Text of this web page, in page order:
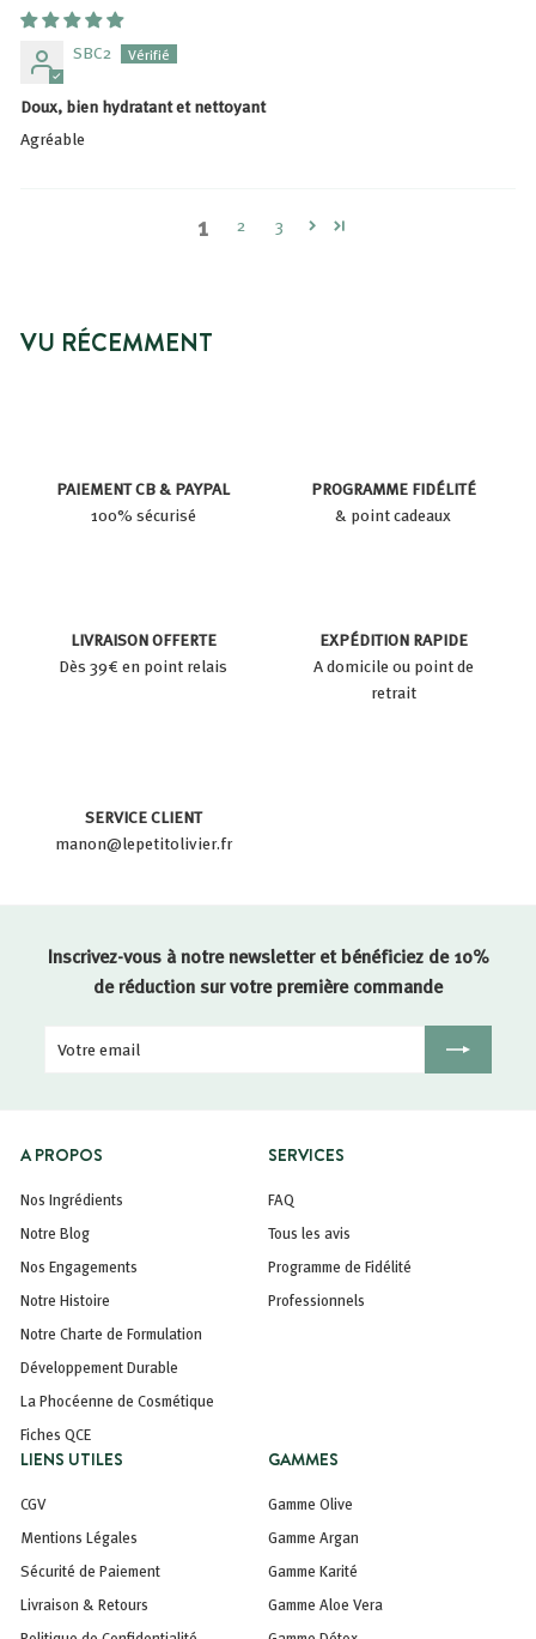
SBC2
Doux, bien hydratant et nettoyant
Agréable
1 2 3
VU RÉCEMMENT
PAIEMENT CB & PAYPAL
100% sécurisé
PROGRAMME FIDÉLITÉ
& point cadeaux
LIVRAISON OFFERTE
Dès 39€ en point relais
EXPÉDITION RAPIDE
A domicile ou point de
retrait
SERVICE CLIENT
manon@lepetitolivier.fr
Inscrivez-vous à notre newsletter et bénéficiez de 10%
de réduction sur votre première commande
Votre
Inscription
A PROPOS
Nos Ingrédients
Notre Blog
Nos Engagements
Notre Histoire
Notre Charte de Formulation
Développement Durable
La Phocéenne de Cosmétique
Fiches QCE
SERVICES
FAQ
Tous les avis
Programme de Fidélité
Professionnels
LIENS UTILES
CGV
Mentions Légales
Sécurité de Paiement
Livraison & Retours
GAMMES
Gamme Olive
Gamme Argan
Gamme Karité
Gamme Aloe Vera